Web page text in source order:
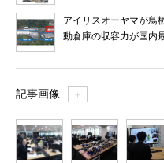
アイリスオーヤマが鳥
動倉庫の収容力が国内
記事画像 ＋